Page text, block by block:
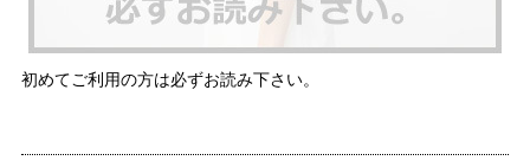
初めてご利用の方は必ずお読み下さい。